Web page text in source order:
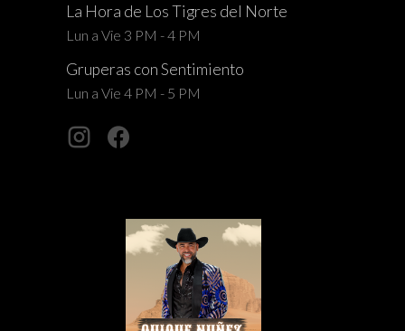
La Hora de Los Tigres del Norte
Lun a Vie 3 PM - 4 PM
Gruperas con Sentimiento
Lun a Vie 4 PM - 5 PM